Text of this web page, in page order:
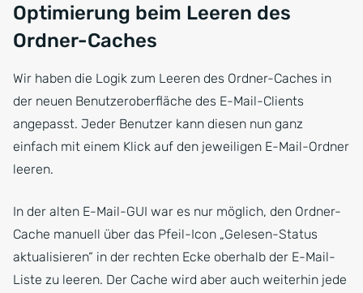
Optimierung beim Leeren des
Ordner-Caches
Wir haben die Logik zum Leeren des Ordner-Caches in
der neuen Benutzeroberfläche des E-Mail-Clients
angepasst. Jeder Benutzer kann diesen nun ganz
einfach mit einem Klick auf den jeweiligen E-Mail-Ordner
leeren.
In der alten E-Mail-GUI war es nur möglich, den Ordner-
Cache manuell über das Pfeil-Icon „Gelesen-Status
aktualisieren“ in der rechten Ecke oberhalb der E-Mail-
Liste zu leeren. Der Cache wird aber auch weiterhin jede